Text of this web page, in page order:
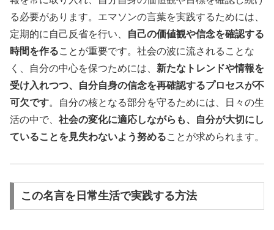
る必要があります。エマソンの言葉を実践するためには、
定期的に自己反省を行い、
自己の価値観や信念を確認する
時間を作ることが重要です。社会の波に流されることな
く、自分の中心を保つためには、 新たなトレンドや情報を
受け入れつつ、自分自身の信念を再確認するプロセスが不
可欠です。自分の核となる部分を守るためには、日々の生
活の中で、 社会の変化に適応しながらも、自分が大切にし
ていることを見失わないよう努めることが求められます。
この名言を日常生活で実践する方法